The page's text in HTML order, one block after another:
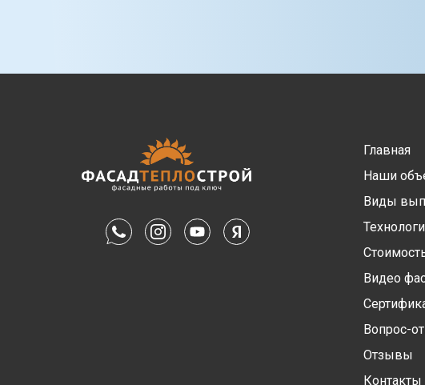
Главная
Наши
Виды
Видео
Вопрос-
Отзывы
Контакты